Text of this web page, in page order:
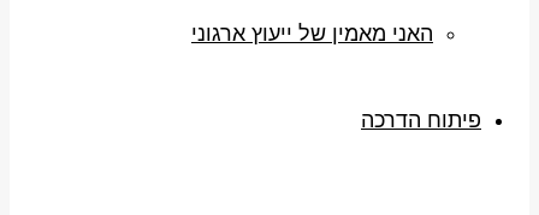
האני מאמין של ייעוץ ארגוני
פיתוח הדרכה